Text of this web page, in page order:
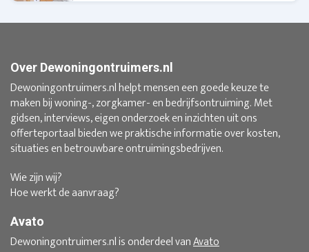
Over Dewoningontruimers.nl
Dewoningontruimers.nl helpt mensen een goede keuze te
maken bij woning-, zorgkamer- en bedrijfsontruiming. Met
gidsen, interviews, eigen onderzoek en inzichten uit ons
offerteportaal bieden we praktische informatie over kosten,
situaties en betrouwbare ontruimingsbedrijven.
Wie zijn wij?
Hoe werkt de aanvraag?
Avato
Dewoningontruimers.nl is onderdeel vanAvato